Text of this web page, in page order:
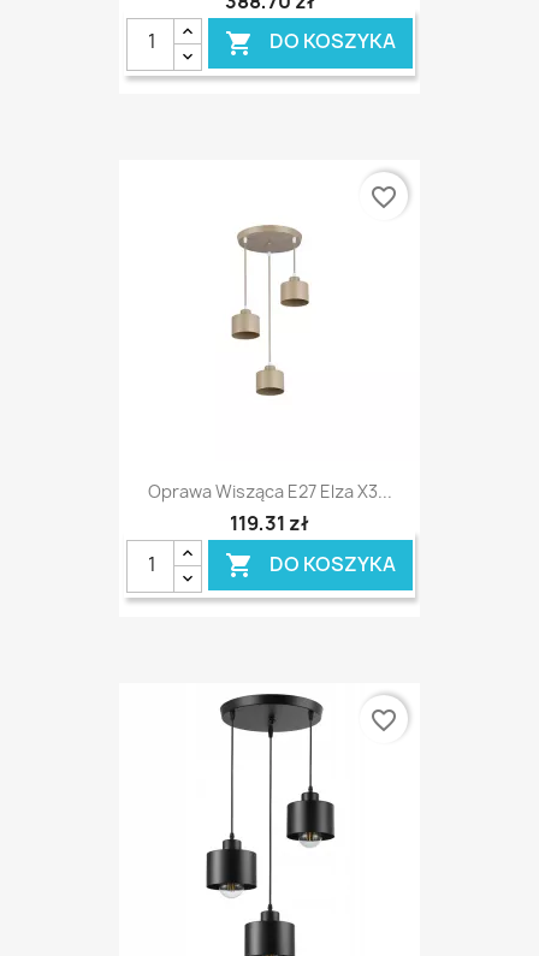
 DO KOSZYKA
Oprawa Wisząca E27 Elza X3...
119,31 zł
 DO KOSZYKA
favorite_border
favorite_border